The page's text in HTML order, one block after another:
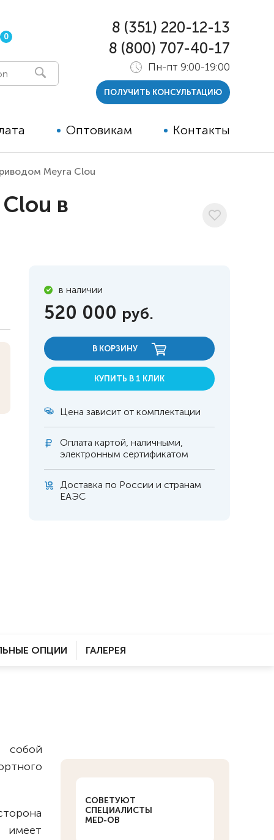
0
инвалидов
Оптовикам Контакты
8 (351) 220-12-13
8 (800) 707-40-17
Пн-пт 9:00-19:00
ПОЛУЧИТЬ КОНСУЛЬТАЦИЮ
Meyra Clou
в
в наличии
520 000 руб.
В КОРЗИНУ
КУПИТЬ В 1 КЛИК
Цена зависит от комплектации
Оплата картой, наличными,
электронным сертификатом
Доставка по России и странам
ЕАЭС
ОПЦИИ ГАЛЕРЕЯ
СОВЕТУЮТ
СПЕЦИАЛИСТЫ
MED-OB
собой
имеет